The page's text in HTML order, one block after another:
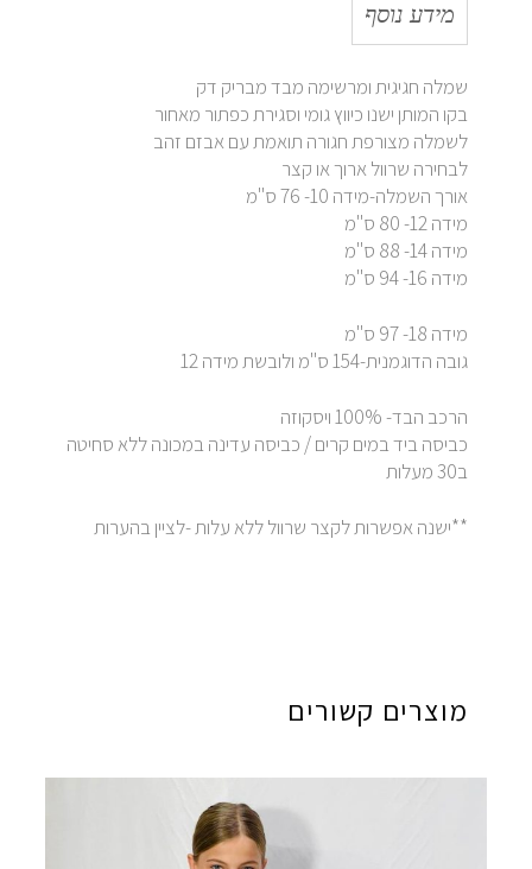
מידע נוסף
שמלה חגיגית ומרשימה מבד מבריק דק
בקו המותן ישנו כיווץ גומי וסגירת כפתור מאחור
לשמלה מצורפת חגורה תואמת עם אבזם זהב
לבחירה שרוול ארוך או קצר
אורך השמלה-מידה 10- 76 ס"מ
מידה 12- 80 ס"מ
מידה 14- 88 ס"מ
מידה 16- 94 ס"מ
מידה 18- 97 ס"מ
גובה הדוגמנית-154 ס"מ ולובשת מידה 12
הרכב הבד- 100% ויסקוזה
כביסה ביד במים קרים / כביסה עדינה במכונה ללא סחיטה
ב30 מעלות
**ישנה אפשרות לקצר שרוול ללא עלות -לציין בהערות
מוצרים קשורים